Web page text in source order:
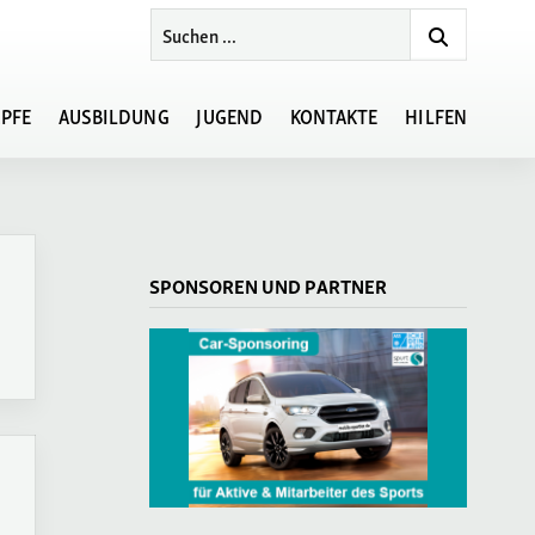
AUSBILDUNG JUGEND KONTAKTE
Wettkampf
Ansprechpartner
Ausbildung
Ansprechpartner Jugend
HILFEN
Links
SPONSOREN UND PARTNER